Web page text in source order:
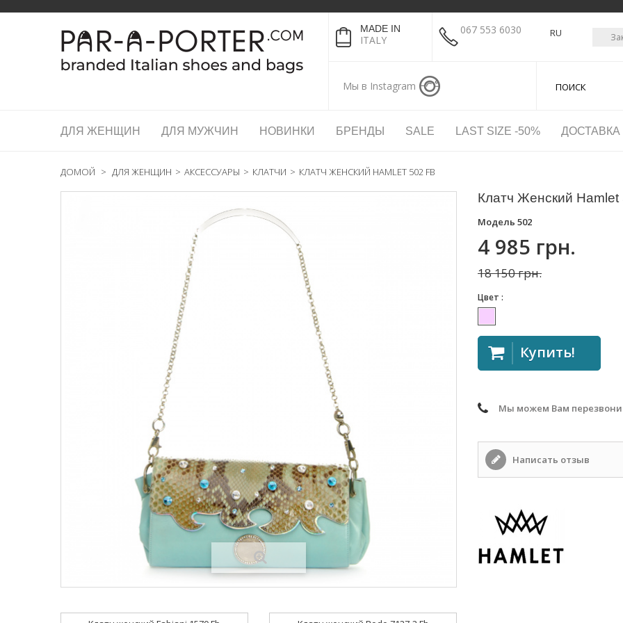
MADE IN
ITALY
067 553 6030
Мы в Instagram
RU
ДЛЯ ЖЕНЩИН ДЛЯ МУЖЧИН НОВИНКИ БРЕНДЫ SALE LAST SIZE -50%
ДОМОЙ > ДЛЯ ЖЕНЩИН > АКСЕССУАРЫ > КЛАТЧИ > КЛАТЧ ЖЕНСКИЙ HAMLET 502 FB
Клатч Женский Hamlet
Модель 502
4 985 грн.
18 150 грн.
Цвет :
Купить!
Мы можем Вам
Написать отзыв